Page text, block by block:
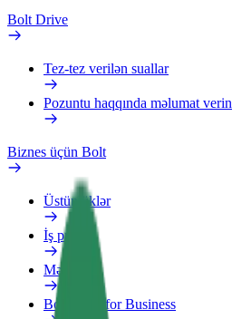
Bolt Drive
Tez-tez verilən suallar
Pozuntu haqqında məlumat verin
Biznes üçün Bolt
Üstünlüklər
İş profili
Məhsullar
Bolt Food for Business